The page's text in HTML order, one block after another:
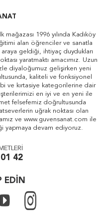
1996 yılında Kadıköy
alan öğrenciler ve sanatla
geldiği, ihtiyaç duydukları
yaratmaktı amacımız. Uzun
diyaloğumuz gelişirken yeni
kaliteli ve fonksiyonel
ve kırtasiye kategorilerine dair
en iyi ve en yeni ile
felsefemiz doğrultusunda
uğrak noktası olan
ve www.guvensanat.com ile
yapmaya devam ediyoruz.
42
EDİN